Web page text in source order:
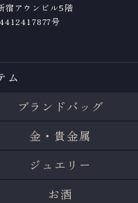
宿アウンビル5階
号
ム
ブランドバッグ
金・貴金属
ジュエリー
お酒